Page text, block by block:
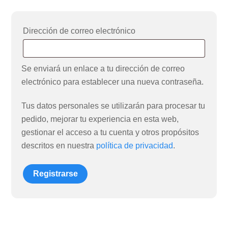
Dirección de correo electrónico
Se enviará un enlace a tu dirección de correo
electrónico para establecer una nueva contraseña.
Tus datos personales se utilizarán para procesar tu
pedido, mejorar tu experiencia en esta web,
gestionar el acceso a tu cuenta y otros propósitos
descritos en nuestra política de privacidad.
Registrarse